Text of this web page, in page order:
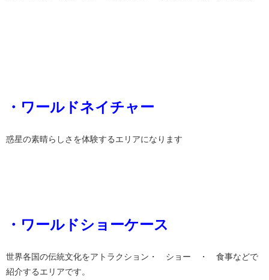
・ワールドネイチャー
惑星の素晴らしさを体験するエリアになります
・ワールドショーケース
世界各国の伝統文化をアトラクション・ ショー ・ 食事などで
紹介するエリアです。